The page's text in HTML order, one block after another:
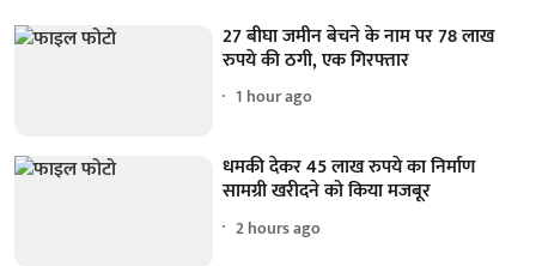
27 बीघा जमीन बेचने के नाम पर 78 लाख
रुपये की ठगी, एक गिरफ्तार
1 hour ago
धमकी देकर 45 लाख रुपये का निर्माण
सामग्री खरीदने को किया मजबूर
2 hours ago